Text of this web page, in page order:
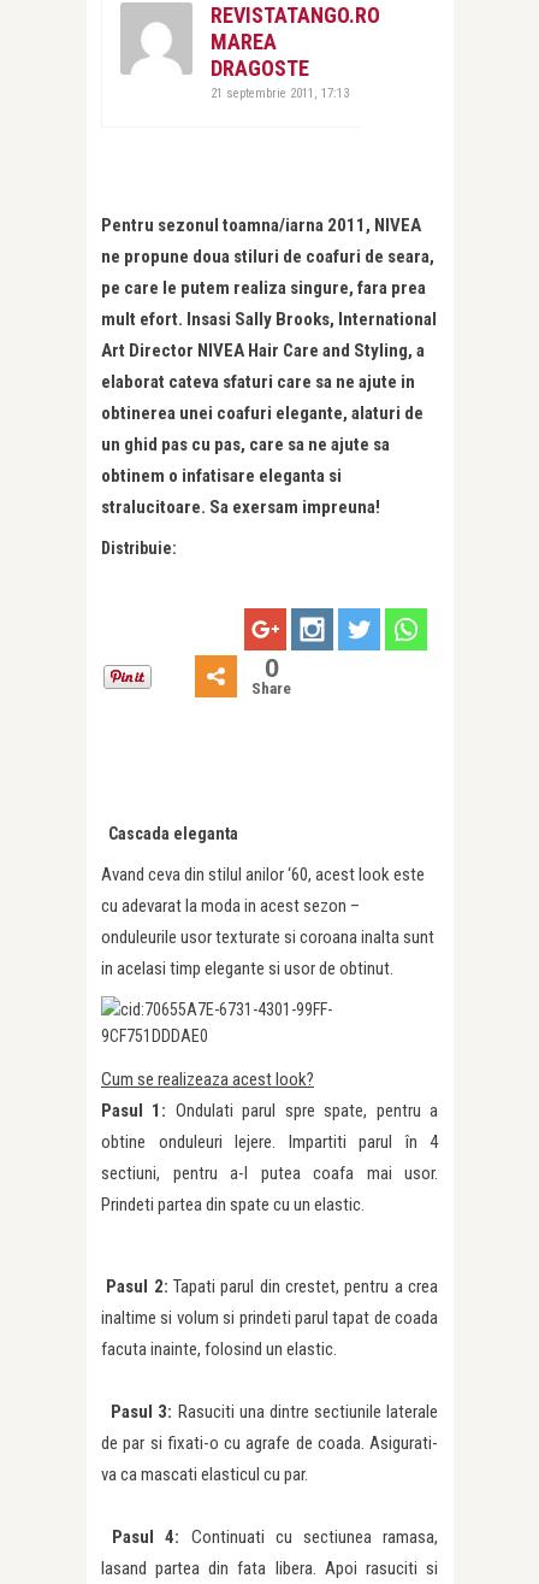
REVISTATANGO.RO
MAREA
DRAGOSTE
21 septembrie 2011, 17:13
Pentru sezonul toamna/iarna 2011, NIVEA
ne propune doua stiluri de coafuri de seara,
pe care le putem realiza singure, fara prea
mult efort. Insasi Sally Brooks, International
Art Director NIVEA Hair Care and Styling, a
elaborat cateva sfaturi care sa ne ajute in
obtinerea unei coafuri elegante, alaturi de
un ghid pas cu pas, care sa ne ajute sa
obtinem o infatisare eleganta si
stralucitoare. Sa exersam impreuna!
Distribuie:
0
Share
Cascada eleganta
Avand ceva din stilul anilor ‘60, acest look este
cu adevarat la moda in acest sezon –
onduleurile usor texturate si coroana inalta sunt
in acelasi timp elegante si usor de obtinut.
Cum se realizeaza acest look?
Pasul 1: Ondulati parul spre spate, pentru a
obtine onduleuri lejere. Impartiti parul în 4
sectiuni, pentru a-l putea coafa mai usor.
Prindeti partea din spate cu un elastic.
Pasul 2: Tapati parul din crestet, pentru a crea
inaltime si volum si prindeti parul tapat de coada
facuta inainte, folosind un elastic.
Pasul 3: Rasuciti una dintre sectiunile laterale
de par si fixati-o cu agrafe de coada. Asigurati-
va ca mascati elasticul cu par.
Pasul 4: Continuati cu sectiunea ramasa,
lasand partea din fata libera. Apoi rasuciti si